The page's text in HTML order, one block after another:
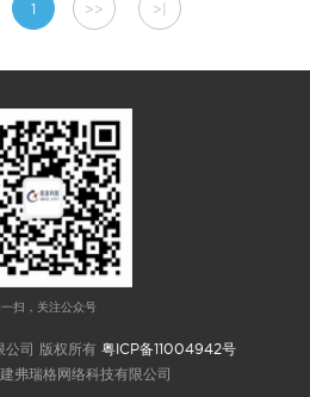
1 >> >|
扫，关注公众号
公司 版权所有粤ICP备11004942号
弗瑞格网络科技有限公司